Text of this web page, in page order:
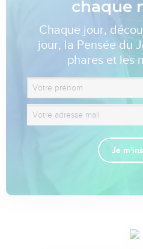
chaque
Chaque jour,
jour, la Pensée du
phares et les
Je